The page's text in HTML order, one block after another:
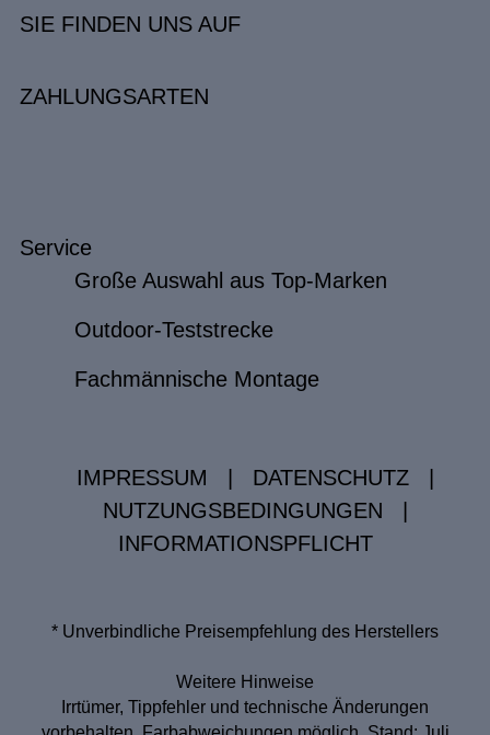
SIE FINDEN UNS AUF
ZAHLUNGSARTEN
Service
Große Auswahl aus Top-Marken
Outdoor-Teststrecke
Fachmännische Montage
IMPRESSUM DATENSCHUTZ
NUTZUNGSBEDINGUNGEN
INFORMATIONSPFLICHT
* Unverbindliche Preisempfehlung des Herstellers
Weitere Hinweise
Irrtümer, Tippfehler und technische Änderungen